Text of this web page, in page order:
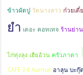
ข้าวผัดปู วัดนางลาว ก๋วยเตี๋
ยำ เดอะ คอทเทจ ร้านย่า
ไก่ทุ่งลุง เฮียอ้วน ครัวภาดา
CAFE 24 Avenue อาลุน บะกุ๊